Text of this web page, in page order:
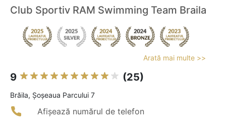
Club Sportiv RAM Swimming Team Braila
Arată mai multe >>
9 (25)
Brăila, Șoșeaua Parcului 7
Afișează numărul de telefon